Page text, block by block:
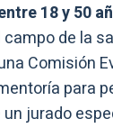
18 y 50
de la
Comisión
para
jurado